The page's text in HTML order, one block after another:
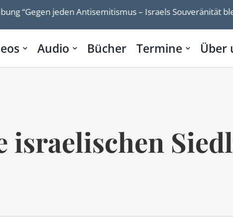
jeden Antisemitismus – Israels Souveränität bleibt
Audio Bücher Termine Über
israelischen